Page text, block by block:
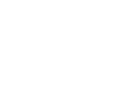
スマホ1つでスキマ時間に